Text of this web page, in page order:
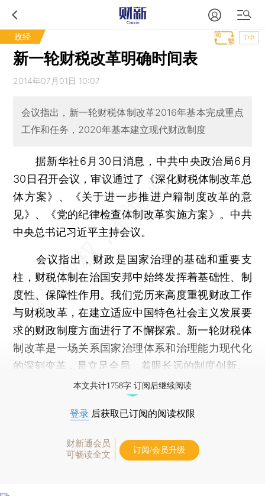
政经 T中
新一轮财税改革明确时间表
2014年07月01日 10:07
会议指出，新一轮财税体制改革2016年基本完成重点
工作和任务，2020年基本建立现代财政制度
据新华社6月30日消息，中共中央政治局6月
30日召开会议，审议通过了《深化财税体制改革总
体方案》、《关于进一步推进户籍制度改革的意
见》、《党的纪律检查体制改革实施方案》。中共
中央总书记习近平主持会议。
会议指出，财政是国家治理的基础和重要支
柱，财税体制在治国安邦中始终发挥着基础性、制
度性、保障性作用。我们党历来高度重视财政工作
与财税改革，在建立适应中国特色社会主义发展要
求的财政制度方面进行了不懈探索。新一轮财税体
制改革是一场关系国家治理体系和治理能力现代化
的深刻变革，是立足全局、着眼长远的制度创新。
本文共计1758字 订阅后继续阅读
登录 后获取已订阅的阅读权限
财新通会员
可畅读全文
订阅/会员升级